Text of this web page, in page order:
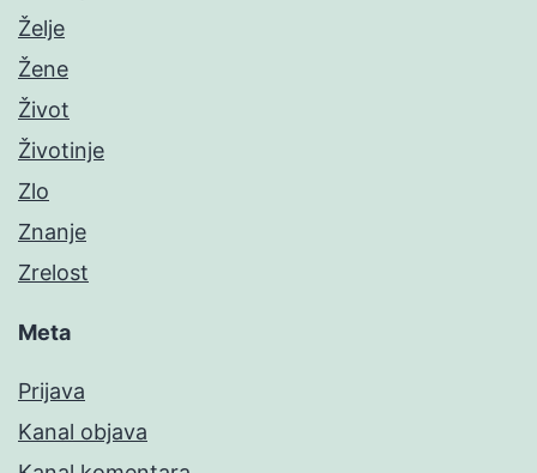
Želje
Žene
Život
Životinje
Zlo
Znanje
Zrelost
Meta
Prijava
Kanal objava